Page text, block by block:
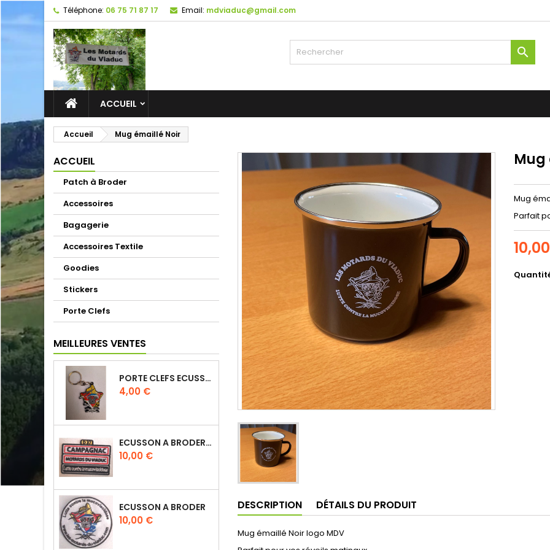
Téléphone: 06 75 71 87 17 Email: mdviaduc@gmail.com

ACCUEIL
Accueil Mug émaillé Noir
ACCUEIL
Patch à Broder
Accessoires
Bagagerie
Accessoires Textile
Goodies
Stickers
Porte Clefs
MEILLEURES VENTES
PORTE CLEFS ECUSSON MDV 2D
Prix
4,00 €
ECUSSON A BRODER 'CAMPAGNAC' MOTARDS DU VIADUC
Prix
10,00 €
ECUSSON A BRODER
Prix
10,00 €
Mug
Parfait
DESCRIPTION DÉTAILS DU PRODUIT
Mug émaillé Noir logo MDV